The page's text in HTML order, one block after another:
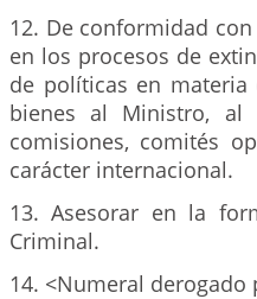
12. De conformidad
en los procesos de
de políticas en
bienes al Ministro, al
comisiones, comités
carácter internacional.
13. Asesorar en la
Criminal.
14. <Numeral